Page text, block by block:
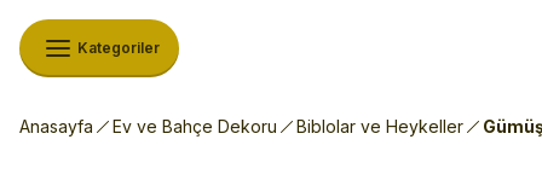
Kategoriler
Anasayfa Ev ve Bahçe Dekoru Biblolar ve Heykeller